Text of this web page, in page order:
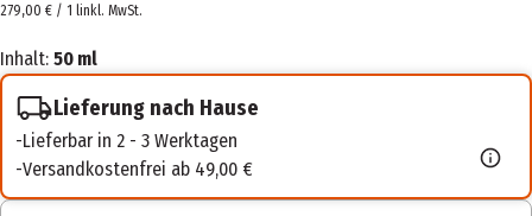
279,00 € / 1 linkl. MwSt.
Inhalt: 50 ml
Lieferung nach Hause
Lieferbar in 2 - 3 Werktagen
Versandkostenfrei ab 49,00 €